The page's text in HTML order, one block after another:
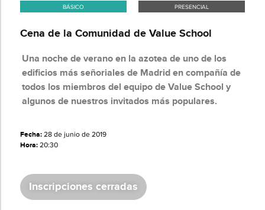
BÁSICO PRESENCIAL
Cena de la Comunidad de Value School
Una noche de verano en la azotea de uno de los
edificios más señoriales de Madrid en compañía de
todos los miembros del equipo de Value School y
algunos de nuestros invitados más populares.
Fecha:28 de junio de 2019
Hora:20:30
Inscripciones cerradas